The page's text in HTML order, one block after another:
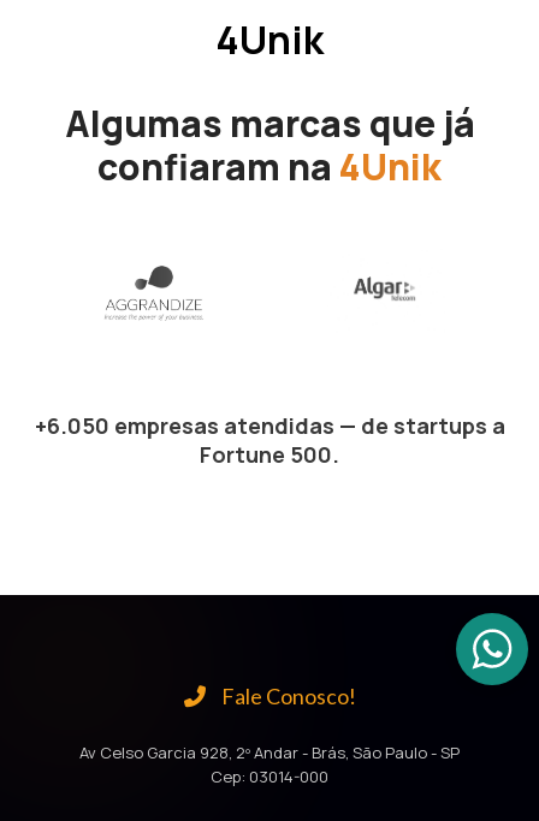
4Unik
Algumas marcas que já
confiaram na 4Unik
+6.050 empresas atendidas — de startups a
Fortune 500.
Fale Conosco!
Av Celso Garcia 928, 2º Andar - Brás, São Paulo - SP
Cep: 03014-000